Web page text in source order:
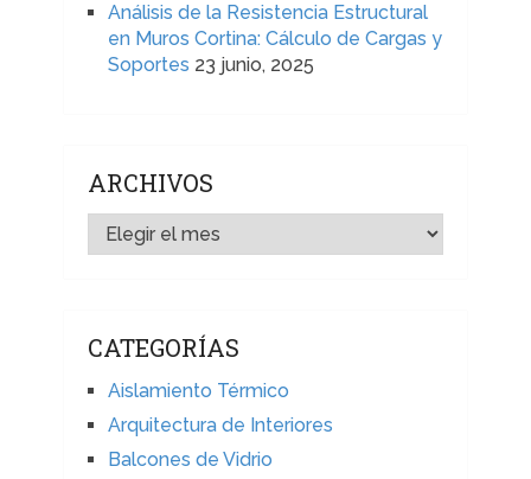
Análisis de la Resistencia Estructural
en Muros Cortina: Cálculo de Cargas y
Soportes 23 junio, 2025
ARCHIVOS
ARCHIVOS
CATEGORÍAS
Aislamiento Térmico
Arquitectura de Interiores
Balcones de Vidrio